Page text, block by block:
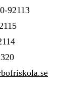
92113